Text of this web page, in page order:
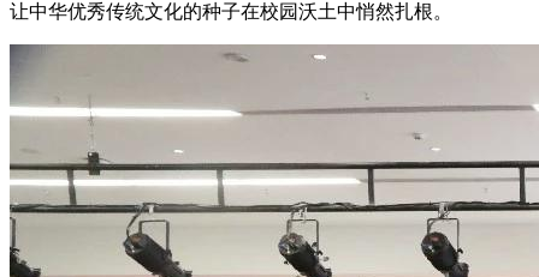
让中华优秀传统文化的种子在校园沃土中悄然扎根。